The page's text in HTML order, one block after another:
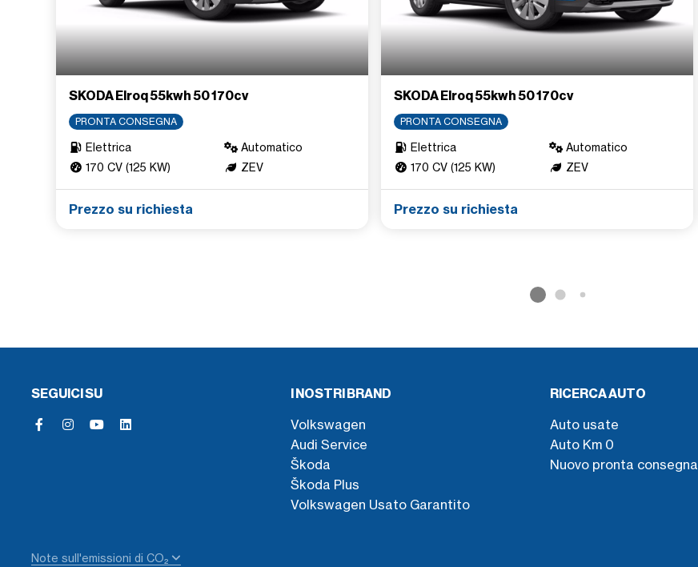
SKODA Elroq 55kwh 50 170cv
PRONTA CONSEGNA
Elettrica
Automatico
170 CV (125 KW)
ZEV
Prezzo su richiesta
SKODA Elroq 55kwh 50 170cv
PRONTA CONSEGNA
Elettrica
Automatico
170 CV (125 KW)
ZEV
Prezzo su richiesta
SEGUICI SU I NOSTRI BRAND
Volkswagen
Audi Service
Škoda
Škoda Plus
Volkswagen Usato Garantito
RICERCA AUTO
Auto usate
Auto Km 0
Nuovo pronta consegna
Note sull'emissioni di CO₂